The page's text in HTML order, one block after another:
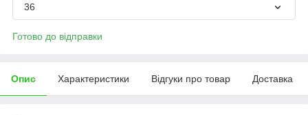
36
Готово до відправки
Опис Характеристики Відгуки про товар Доставка